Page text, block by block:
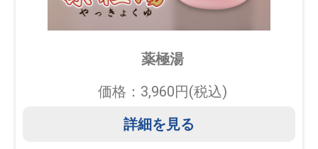
薬極湯
価格：3,960円(税込)
詳細を見る